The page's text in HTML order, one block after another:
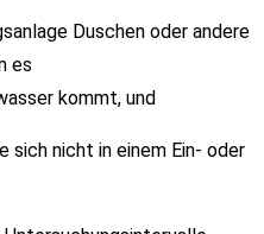
Duschen oder andere
es
kommt, und
sich nicht in einem Ein- oder